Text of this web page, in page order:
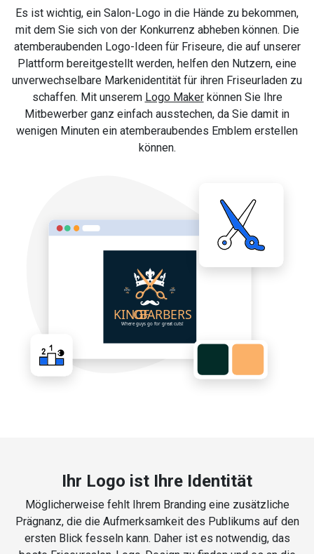
Es ist wichtig, ein Salon-Logo in die Hände zu bekommen,
mit dem Sie sich von der Konkurrenz abheben können. Die
atemberaubenden Logo-Ideen für Friseure, die auf unserer
Plattform bereitgestellt werden, helfen den Nutzern, eine
unverwechselbare Markenidentität für ihren Friseurladen zu
schaffen. Mit unserem Logo Makerkönnen Sie Ihre
Mitbewerber ganz einfach ausstechen, da Sie damit in
wenigen Minuten ein atemberaubendes Emblem erstellen
können.
Ihr Logo ist Ihre Identität
Möglicherweise fehlt Ihrem Branding eine zusätzliche
Prägnanz, die die Aufmerksamkeit des Publikums auf den
ersten Blick fesseln kann. Daher ist es notwendig, das